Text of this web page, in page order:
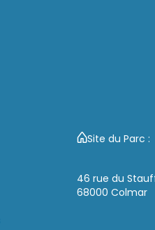
Site du Parc :
46 rue du
68000 Colmar